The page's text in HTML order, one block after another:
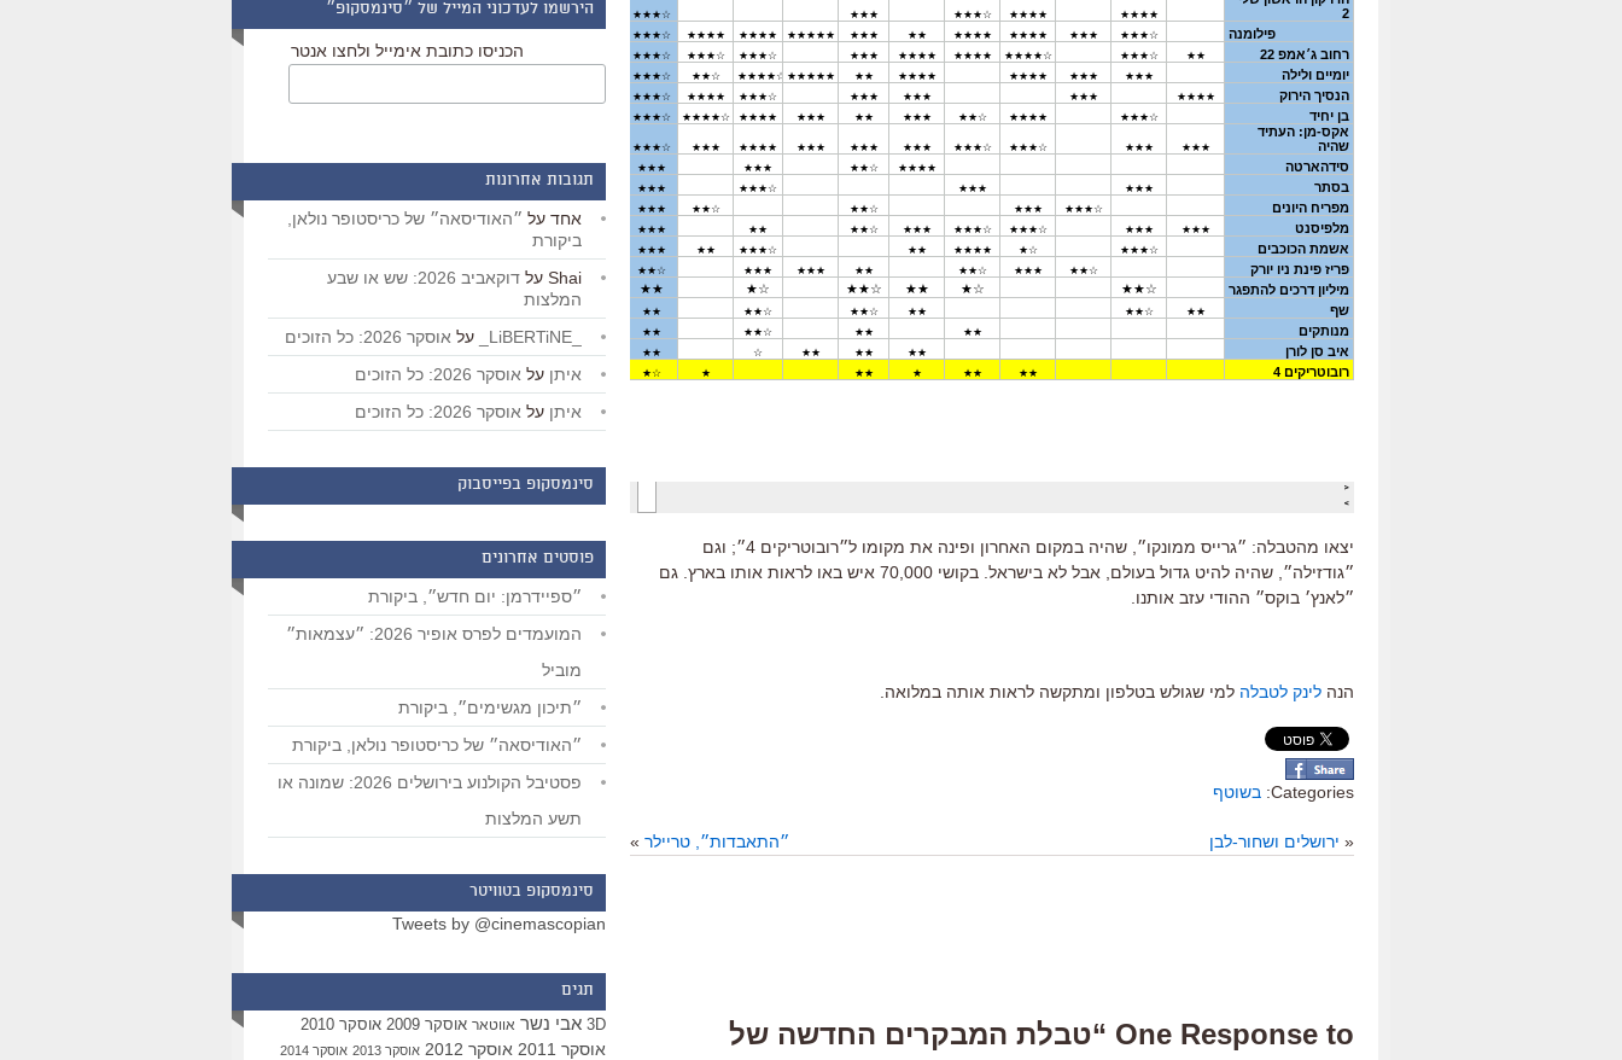
יצאו מהטבלה: ״גרייס ממונקו״, שהיה במקום האחרון ופינה את מקומו ל״רובוטריקים 4״; וגם
״גודזילה״, שהיה להיט גדול בעולם, אבל לא בישראל. בקושי 70,000 איש באו לראות אותו בארץ. גם
״לאנץ׳ בוקס״ ההודי עזב אותנו.
הנה לינק לטבלה למי שגולש בטלפון ומתקשה לראות אותה במלואה.
Categories: בשוטף
« ירושלים ושחור-לבן ״התאבדות״, טריילר »
One Response to “טבלת המבקרים החדשה של
הירשמו לעדכוני המייל של ״סינמסקופ״
הכניסו כתובת אימייל ולחצו אנטר
תגובות אחרונות
אחד על ״האודיסאה״ של כריסטופר נולאן,
ביקורת
Shai על
דוקאביב 2026: שש או שבע
המלצות
על אוסקר 2026: כל הזוכים
איתן על אוסקר 2026: כל הזוכים
איתן על אוסקר 2026: כל הזוכים
סינמסקופ בפייסבוק
פוסטים אחרונים
״ספיידרמן: יום חדש״, ביקורת
המועמדים לפרס אופיר 2026: ״עצמאות״
מוביל
״תיכון מגשימים״, ביקורת
״האודיסאה״ של כריסטופר נולאן, ביקורת
פסטיבל הקולנוע בירושלים 2026: שמונה או
תשע המלצות
סינמסקופ בטוויטר
Tweets by @cinemascopian
תגים
3D אבי נשר אווטאר אוסקר 2009 אוסקר 2010
אוסקר 2011 אוסקר 2012 אוסקר 2013 אוסקר 2014